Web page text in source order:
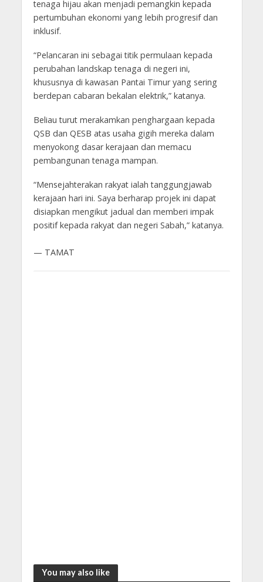
tenaga hijau akan menjadi pemangkin kepada
pertumbuhan ekonomi yang lebih progresif dan
inklusif.
“Pelancaran ini sebagai titik permulaan kepada
perubahan landskap tenaga di negeri ini,
khususnya di kawasan Pantai Timur yang sering
berdepan cabaran bekalan elektrik,” katanya.
Beliau turut merakamkan penghargaan kepada
QSB dan QESB atas usaha gigih mereka dalam
menyokong dasar kerajaan dan memacu
pembangunan tenaga mampan.
“Mensejahterakan rakyat ialah tanggungjawab
kerajaan hari ini. Saya berharap projek ini dapat
disiapkan mengikut jadual dan memberi impak
positif kepada rakyat dan negeri Sabah,” katanya.
— TAMAT
You may also like